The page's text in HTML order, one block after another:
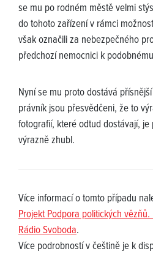
se mu po rodném městě velmi
do tohoto zařízení v rámci
však označili za nebezpečného
předchozí nemocnici k
Nyní se mu proto dostává
právník jsou přesvědčeni, že to
fotografií, které odtud dostávají, je
výrazně zhubl.
Více informací o tomto případu
Projekt Podpora politických
Rádio Svoboda.
Více podrobností v češtině je k